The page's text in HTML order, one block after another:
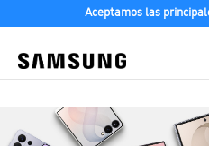
Aceptamos las